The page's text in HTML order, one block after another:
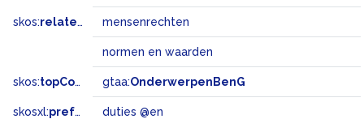
skos:related mensenrechten
normen en waarden
skos:topConceptOf gtaa:OnderwerpenBenG
skosxl:prefLabel duties @en